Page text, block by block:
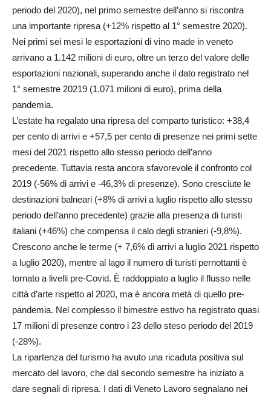
periodo del 2020), nel primo semestre dell’anno si riscontra
una importante ripresa (+12% rispetto al 1° semestre 2020).
Nei primi sei mesi le esportazioni di vino made in veneto
arrivano a 1.142 milioni di euro, oltre un terzo del valore delle
esportazioni nazionali, superando anche il dato registrato nel
1° semestre 20219 (1.071 milioni di euro), prima della
pandemia.
L’estate ha regalato una ripresa del comparto turistico: +38,4
per cento di arrivi e +57,5 per cento di presenze nei primi sette
mesi del 2021 rispetto allo stesso periodo dell’anno
precedente. Tuttavia resta ancora sfavorevole il confronto col
2019 (-56% di arrivi e -46,3% di presenze). Sono cresciute le
destinazioni balneari (+8% di arrivi a luglio rispetto allo stesso
periodo dell’anno precedente) grazie alla presenza di turisti
italiani (+46%) che compensa il calo degli stranieri (-9,8%).
Crescono anche le terme (+ 7,6% di arrivi a luglio 2021 rispetto
a luglio 2020), mentre al lago il numero di turisti pernottanti è
tornato a livelli pre-Covid. È raddoppiato a luglio il flusso nelle
città d’arte rispetto al 2020, ma è ancora metà di quello pre-
pandemia. Nel complesso il bimestre estivo ha registrato quasi
17 milioni di presenze contro i 23 dello steso periodo del 2019
(-28%).
La ripartenza del turismo ha avuto una ricaduta positiva sul
mercato del lavoro, che dal secondo semestre ha iniziato a
dare segnali di ripresa. I dati di Veneto Lavoro segnalano nei